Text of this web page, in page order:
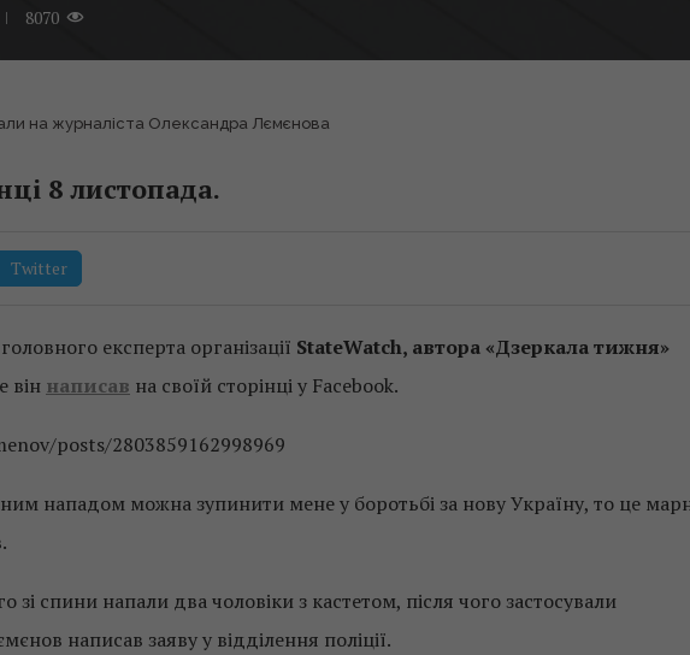
8070
на журналіста Олександра Лємєнова
8 листопада.
Twitter
експерта організації StateWatch, автора «Дзеркала тижня»
він написав на своїй сторінці у Facebook.
posts/2803859162998969
нападом можна зупинити мене у боротьбі за нову Україну, то це
зі спини напали два чоловіки з кастетом, після чого застосували
написав заяву у відділення поліції.